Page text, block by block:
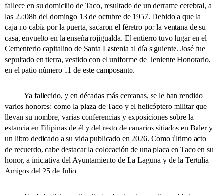
fallece en su domicilio de Taco, resultado de un derrame cerebral, a
las 22:08h del domingo 13 de octubre de 1957. Debido a que la
caja no cabía por la puerta, sacaron el féretro por la ventana de su
casa, envuelto en la enseña rojigualda. El entierro tuvo lugar en el
Cementerio capitalino de Santa Lastenia al día siguiente. José fue
sepultado en tierra, vestido con el uniforme de Teniente Honorario,
en el patio número 11 de este camposanto.
Ya fallecido, y en décadas más cercanas, se le han rendido
varios honores: como la plaza de Taco y el helicóptero militar que
llevan su nombre, varias conferencias y exposiciones sobre la
estancia en Filipinas de él y del resto de canarios sitiados en Baler y
un libro dedicado a su vida publicado en 2026. Como último acto
de recuerdo, cabe destacar la colocación de una placa en Taco en su
honor, a iniciativa del Ayuntamiento de La Laguna y de la Tertulia
Amigos del 25 de Julio.